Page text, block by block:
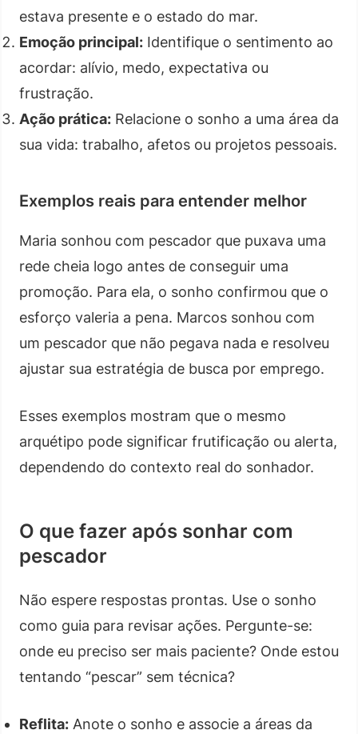
estava presente e o estado do mar.
Emoção principal: Identifique o sentimento ao
acordar: alívio, medo, expectativa ou
frustração.
Ação prática: Relacione o sonho a uma área da
sua vida: trabalho, afetos ou projetos pessoais.
Exemplos reais para entender melhor
Maria sonhou com pescador que puxava uma
rede cheia logo antes de conseguir uma
promoção. Para ela, o sonho confirmou que o
esforço valeria a pena. Marcos sonhou com
um pescador que não pegava nada e resolveu
ajustar sua estratégia de busca por emprego.
Esses exemplos mostram que o mesmo
arquétipo pode significar frutificação ou alerta,
dependendo do contexto real do sonhador.
O que fazer após sonhar com
pescador
Não espere respostas prontas. Use o sonho
como guia para revisar ações. Pergunte-se:
onde eu preciso ser mais paciente? Onde estou
tentando “pescar” sem técnica?
Reflita: Anote o sonho e associe a áreas da